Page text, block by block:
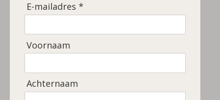
E-mailadres *
Voornaam
Achternaam